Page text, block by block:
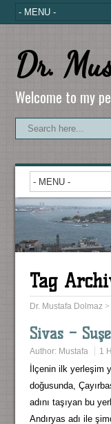
Dr.
Welcome to my
Tag
Dr. Mustafa Dolmaz>
Sivas –
Author: Mustafa 1
İlçenin ilk yerleşim
doğusunda,
adını taşıyan bu
Andıryas adı ile